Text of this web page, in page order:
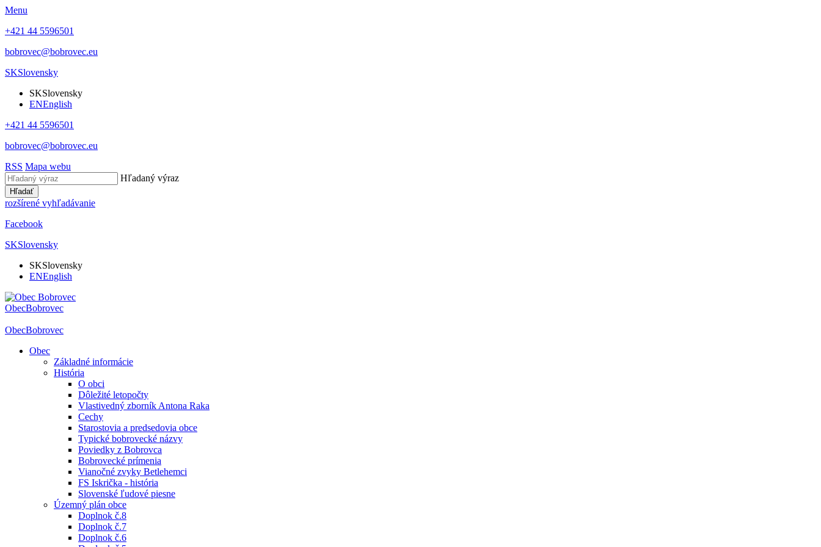
Menu
+421 44 5596501
bobrovec@bobrovec.eu
SKSlovensky
SKSlovensky
ENEnglish
+421 44 5596501
bobrovec@bobrovec.eu
RSS Mapa webu
Hľadaný výraz
Hľadať
rozšírené vyhľadávanie
Facebook
SKSlovensky
SKSlovensky
ENEnglish
ObecBobrovec
ObecBobrovec
Obec
Základné informácie
História
O obci
Dôležité letopočty
Vlastivedný zborník Antona Raka
Cechy
Starostovia a predsedovia obce
Typické bobrovecké názvy
Poviedky z Bobrovca
Bobrovecké prímenia
Vianočné zvyky Betlehemci
FS Iskrička - história
Slovenské ľudové piesne
Územný plán obce
Doplnok č.8
Doplnok č.7
Doplnok č.6